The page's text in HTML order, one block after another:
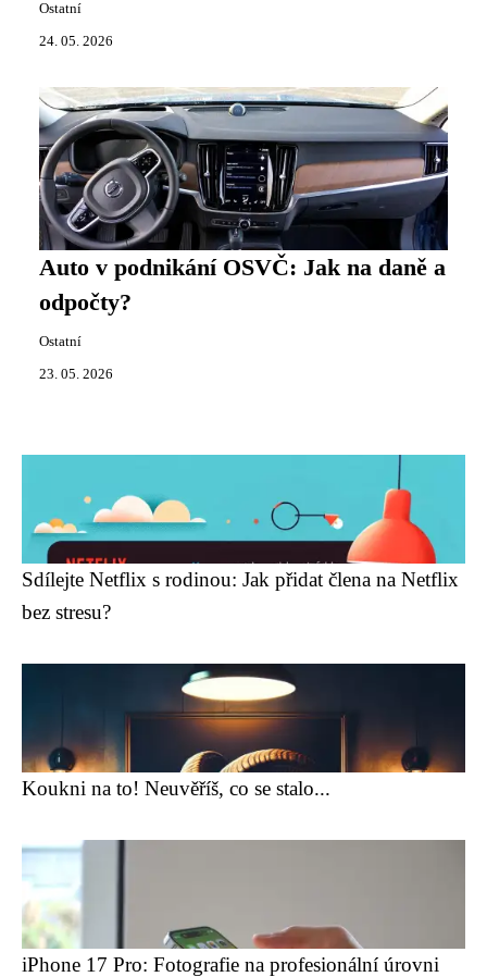
Ostatní
24. 05. 2026
Auto v podnikání OSVČ: Jak na daně a
odpočty?
Ostatní
23. 05. 2026
Sdílejte Netflix s rodinou: Jak přidat člena na Netflix
bez stresu?
Koukni na to! Neuvěříš, co se stalo...
iPhone 17 Pro: Fotografie na profesionální úrovni